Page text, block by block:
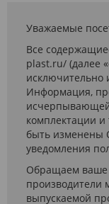
Уважаемые
Все
plast.ru/ (далее
исключительно
Информация,
комплектации и
быть изменены
уведомления
Обращаем ваше
производители
выпускаемой